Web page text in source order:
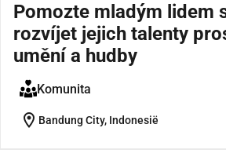
Pomozte mladým lidem
rozvíjet jejich talenty
umění a hudby
Komunita
location_on Bandung City, Indonesië